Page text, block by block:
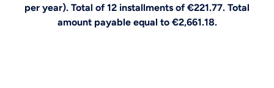
per year). Total of 12 installments of €221.77. Total
amount payable equal to €2,661.18.